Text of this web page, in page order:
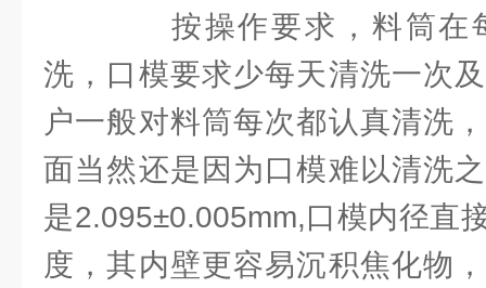
按操作要求，料筒在
洗，口模要求少每天清洗一次
户一般对料筒每次都认真清洗
面当然还是因为口模难以清洗
是2.095±0.005mm,口模内径直
度，其内壁更容易沉积焦化物